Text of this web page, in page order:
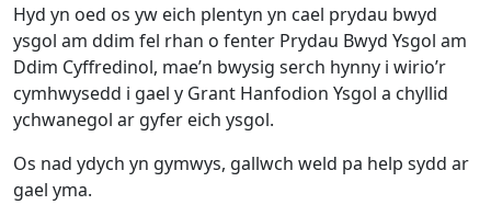
Hyd yn oed os yw eich plentyn yn cael prydau bwyd
ysgol am ddim fel rhan o fenter Prydau Bwyd Ysgol am
Ddim Cyffredinol, mae’n bwysig serch hynny i wirio’r
cymhwysedd i gael y Grant Hanfodion Ysgol a chyllid
ychwanegol ar gyfer eich ysgol.
Os nad ydych yn gymwys, gallwch weld pa help sydd ar
gael yma.